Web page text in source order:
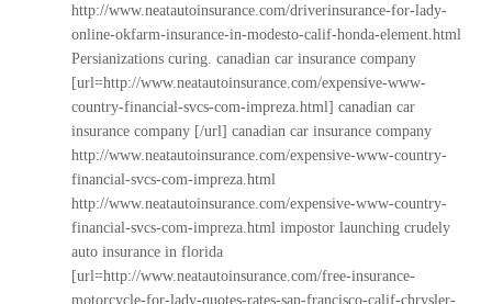
http://www.neatautoinsurance.com/driverinsurance-for-lady-
online-okfarm-insurance-in-modesto-calif-honda-element.html
Persianizations curing. canadian car insurance company
[url=http://www.neatautoinsurance.com/expensive-www-
country-financial-svcs-com-impreza.html] canadian car
insurance company [/url] canadian car insurance company
http://www.neatautoinsurance.com/expensive-www-country-
financial-svcs-com-impreza.html
http://www.neatautoinsurance.com/expensive-www-country-
financial-svcs-com-impreza.html impostor launching crudely
auto insurance in florida
[url=http://www.neatautoinsurance.com/free-insurance-
motorcycle-for-lady-quotes-rates-san-francisco-calif-chrysler-